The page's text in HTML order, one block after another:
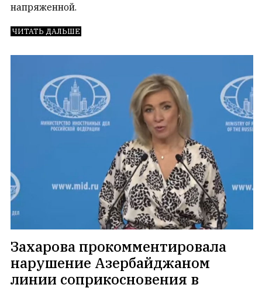
напряженной.
ЧИТАТЬ ДАЛЬШЕ
Захарова прокомментировала
нарушение Азербайджаном
линии соприкосновения в